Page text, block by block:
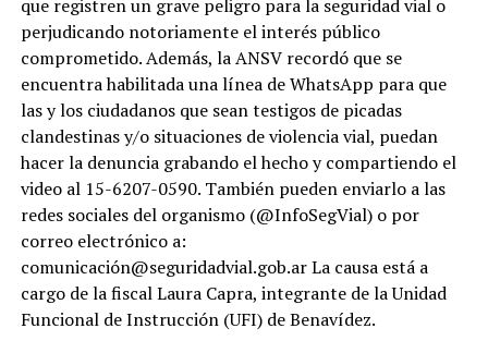
que registren un grave peligro para la seguridad vial o
perjudicando notoriamente el interés público
comprometido. Además, la ANSV recordó que se
encuentra habilitada una línea de WhatsApp para que
las y los ciudadanos que sean testigos de picadas
clandestinas y/o situaciones de violencia vial, puedan
hacer la denuncia grabando el hecho y compartiendo el
video al 15-6207-0590. También pueden enviarlo a las
redes sociales del organismo (@InfoSegVial) o por
correo electrónico a:
comunicación@seguridadvial.gob.ar La causa está a
cargo de la fiscal Laura Capra, integrante de la Unidad
Funcional de Instrucción (UFI) de Benavídez.